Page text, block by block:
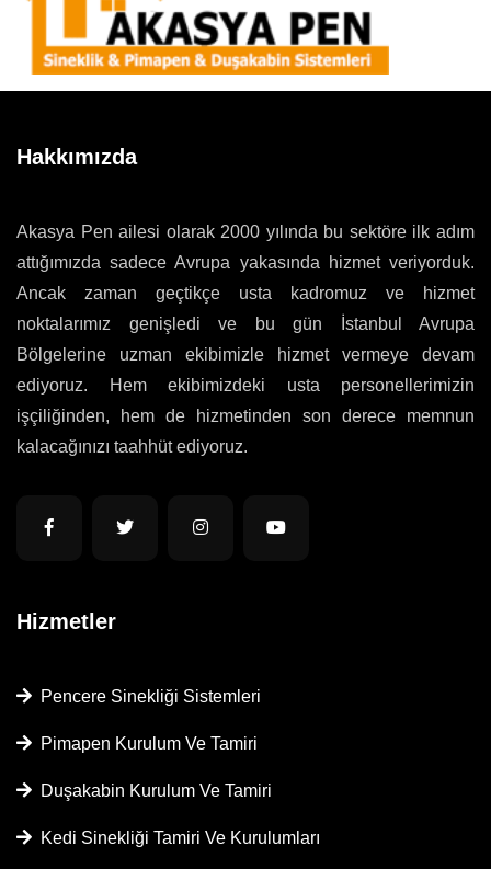
Hakkımızda
Akasya Pen ailesi olarak 2000 yılında bu sektöre ilk adım
attığımızda sadece Avrupa yakasında hizmet veriyorduk.
Ancak zaman geçtikçe usta kadromuz ve hizmet
noktalarımız genişledi ve bu gün İstanbul Avrupa
Bölgelerine uzman ekibimizle hizmet vermeye devam
ediyoruz. Hem ekibimizdeki usta personellerimizin
işçiliğinden, hem de hizmetinden son derece memnun
kalacağınızı taahhüt ediyoruz.
Hizmetler
Pencere Sinekliği Sistemleri
Pimapen Kurulum Ve Tamiri
Duşakabin Kurulum Ve Tamiri
Kedi Sinekliği Tamiri Ve Kurulumları